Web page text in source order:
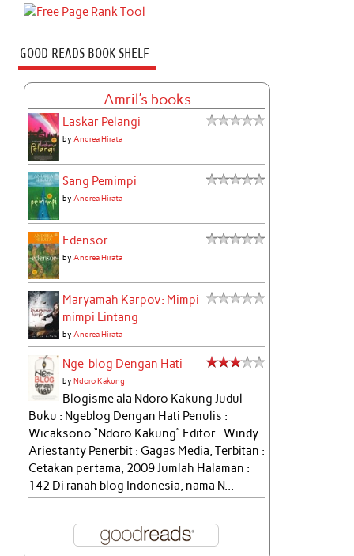
GOOD READS BOOK SHELF
Amril's books
Laskar Pelangi
byAndrea Hirata
Sang Pemimpi
byAndrea Hirata
Edensor
byAndrea Hirata
Maryamah Karpov: Mimpi-
mimpi Lintang
byAndrea Hirata
Nge-blog Dengan Hati
byNdoro Kakung
Blogisme ala Ndoro Kakung Judul
Buku : Ngeblog Dengan Hati Penulis :
Wicaksono “Ndoro Kakung” Editor : Windy
Ariestanty Penerbit : Gagas Media, Terbitan :
Cetakan pertama, 2009 Jumlah Halaman :
142 Di ranah blog Indonesia, nama N...